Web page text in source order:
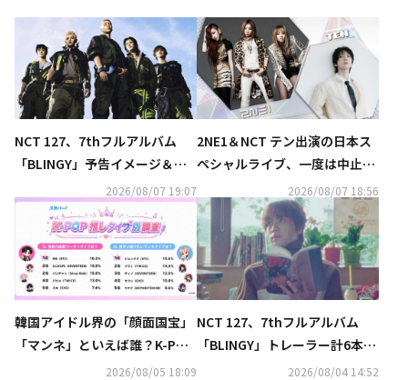
NCT 127、7thフルアルバム
「BLINGY」予告イメージ＆映
2026/08/07 19:07
2NE1＆NCT テン出演の日本ス
ペシャルライブ、一度は中止発
表も…開催が再決定！2026/08/07 18:56
韓国アイドル界の「顔面国宝」
「マンネ」といえば誰？K-POP
推しタイプ別調査の結果が明ら
2026/08/05 18:09
NCT 127、7thフルアルバム
「BLINGY」トレーラー計6本を
2026/08/04 14:52